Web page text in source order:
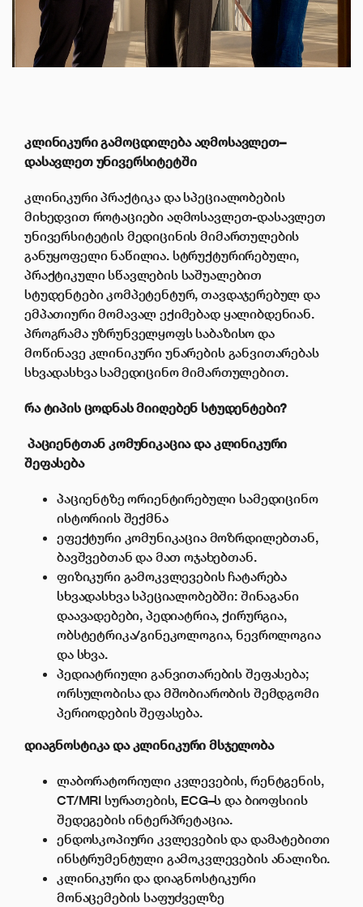
კლინიკურიგამოცდილებააღმოსავლეთ–
დასავლეთ უნივერსიტეტში
კლინიკური პრაქტიკა და სპეციალობების
მიხედვით როტაციები აღმოსავლეთ-დასავლეთ
უნივერსიტეტის მედიცინის მიმართულების
განუყოფელი ნაწილია. სტრუქტურირებული,
პრაქტიკული სწავლების საშუალებით
სტუდენტები კომპეტენტურ, თავდაჯერებულ და
ემპათიური მომავალ ექიმებად ყალიბდენიან.
პროგრამა უზრუნველყოფს საბაზისო და
მოწინავე კლინიკური უნარების განვითარებას
სხვადასხვა სამედიცინო მიმართულებით.
რატიპის ცოდნასმიიღებენ სტუდენტები?
პაციენტთან კომუნიკაციადა კლინიკური
შეფასება
პაციენტზე ორიენტირებული სამედიცინო
ისტორიის შექმნა
ეფექტური კომუნიკაცია მოზრდილებთან,
ბავშვებთან და მათ ოჯახებთან.
ფიზიკური გამოკვლევების ჩატარება
სხვადასხვა სპეციალობებში: შინაგანი
დაავადებები, პედიატრია, ქირურგია,
ობსტეტრიკა/გინეკოლოგია, ნევროლოგია
და სხვა.
პედიატრიული განვითარების შეფასება;
ორსულობისა და მშობიარობის შემდგომი
პერიოდების შეფასება.
დიაგნოსტიკადა კლინიკური მსჯელობა
ლაბორატორიული კვლევების, რენტგენის,
CT/MRI სურათების, ECG–ს და ბიოფსიის
შედეგების ინტერპრეტაცია.
ენდოსკოპიური კვლევების და დამატებითი
ინსტრუმენტული გამოკვლევების ანალიზი.
კლინიკური და დიაგნოსტიკური
მონაცემების საფუძველზე